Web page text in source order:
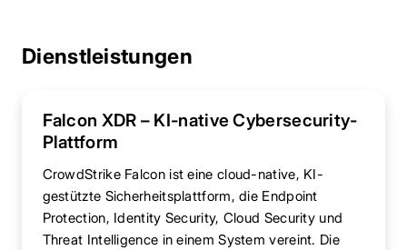
Dienstleistungen
Falcon XDR – KI-native Cybersecurity-
Plattform
CrowdStrike Falcon ist eine cloud-native, KI-
gestützte Sicherheitsplattform, die Endpoint
Protection, Identity Security, Cloud Security und
Threat Intelligence in einem System vereint. Die